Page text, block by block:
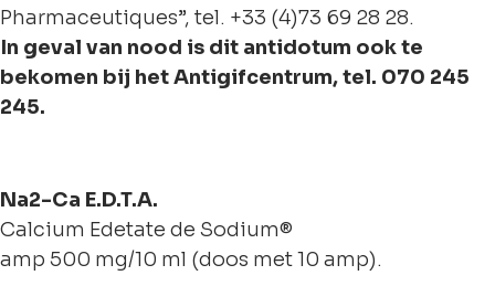
Pharmaceutiques”, tel. +33 (4)73 69 28 28.
In geval van nood is dit antidotum ook te
bekomen bij het Antigifcentrum, tel. 070 245
245.
Na2-Ca E.D.T.A.
Calcium Edetate de Sodium®
amp 500 mg/10 ml (doos met 10 amp).